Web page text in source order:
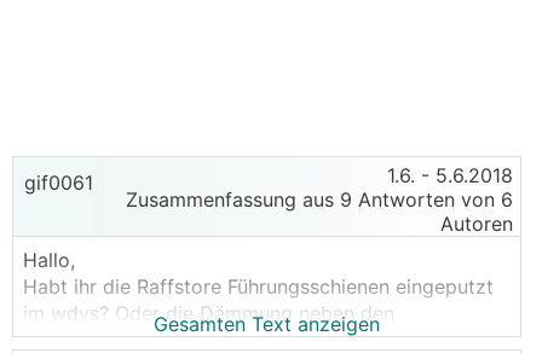
gif0061 1.6. - 5.6.2018
Zusammenfassung aus 9 Antworten von 6
Autoren
Hallo,
Habt ihr die Raffstore Führungsschienen eingeputzt
im wdvs? Oder die Dämmung neben den
Führungsschienen hochgezogen, sodass die schienen
Gesamten Text anzeigen